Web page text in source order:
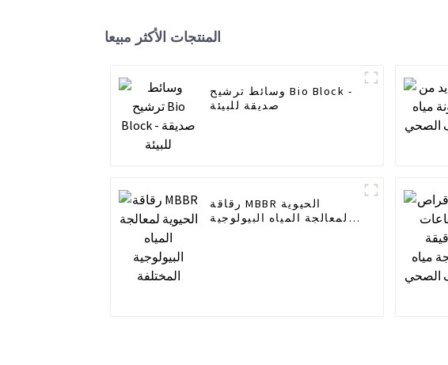
المنتجات الأكثر مبيعا
وسائط ترشيح Bio Block -
صديقة للبيئة
رقاقة MBBR الحيوية
لمعالجة المياه البيولوجية